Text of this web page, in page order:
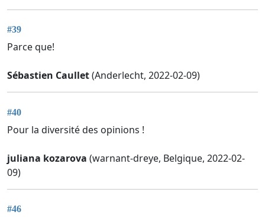
#39
Parce que!
Sébastien Caullet(Anderlecht, 2022-02-09)
#40
Pour la diversité des opinions !
juliana kozarova (warnant-dreye, Belgique, 2022-02-
09)
#46